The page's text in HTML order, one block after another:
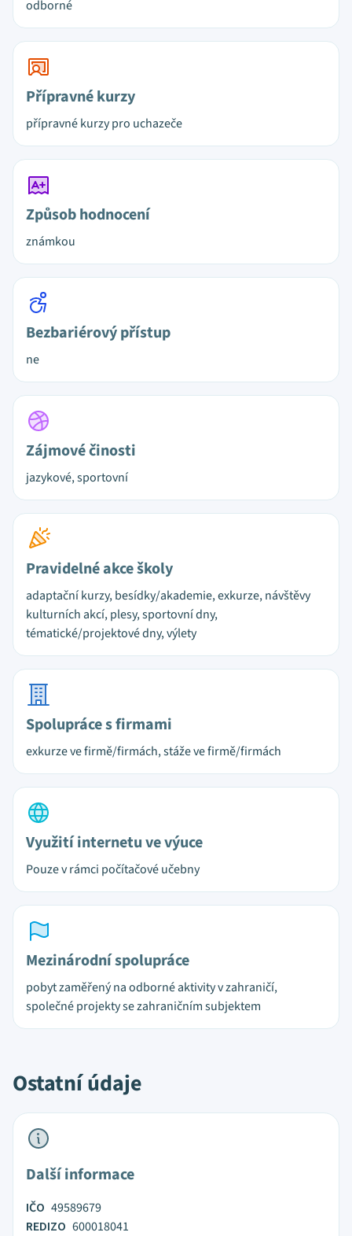
odborné
Přípravné kurzy
přípravné kurzy pro uchazeče
Způsob hodnocení
známkou
Bezbariérový přístup
ne
Zájmové činosti
jazykové, sportovní
Pravidelné akce školy
adaptační kurzy, besídky/akademie, exkurze, návštěvy
kulturních akcí, plesy, sportovní dny,
tématické/projektové dny, výlety
Spolupráce s firmami
exkurze ve firmě/firmách, stáže ve firmě/firmách
Využití internetu ve výuce
Pouze v rámci počítačové učebny
Mezinárodní spolupráce
pobyt zaměřený na odborné aktivity v zahraničí,
společné projekty se zahraničním subjektem
Ostatní údaje
Další informace
IČO 49589679
REDIZO 600018041